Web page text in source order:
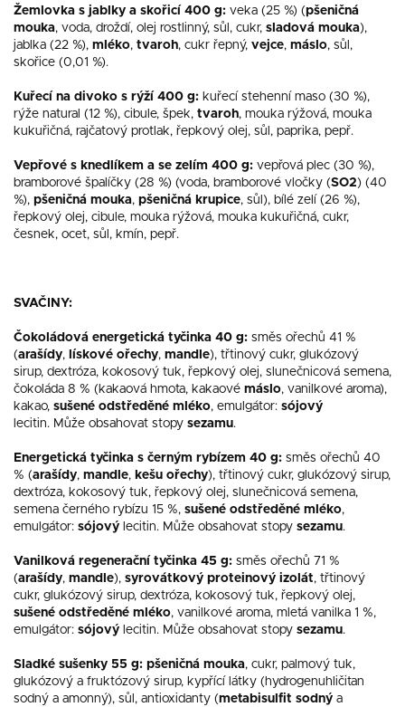
Žemlovka s jablky a skořicí 400 g: veka (25 %) (pšeničná
mouka, voda, droždí, olej rostlinný, sůl, cukr, sladová mouka),
jablka (22 %), mléko, tvaroh, cukr řepný, vejce, máslo, sůl,
skořice (0,01 %).
Kuřecí na divoko s rýží 400 g: kuřecí stehenní maso (30 %),
rýže natural (12 %), cibule, špek, tvaroh, mouka rýžová, mouka
kukuřičná, rajčatový protlak, řepkový olej, sůl, paprika, pepř.
Vepřové s knedlíkem a se zelím 400 g: vepřová plec (30 %),
bramborové špalíčky (28 %) (voda, bramborové vločky (SO2) (40
%), pšeničná mouka, pšeničná krupice, sůl), bílé zelí (26 %),
řepkový olej, cibule, mouka rýžová, mouka kukuřičná, cukr,
česnek, ocet, sůl, kmín, pepř.
SVAČINY:
Čokoládová energetická tyčinka 40 g: směs ořechů 41 %
(arašídy, lískové ořechy, mandle), třtinový cukr, glukózový
sirup, dextróza, kokosový tuk, řepkový olej, slunečnicová semena,
čokoláda 8 % (kakaová hmota, kakaové máslo, vanilkové aroma),
kakao, sušené odstředěné mléko, emulgátor: sójový
lecitin. Může obsahovat stopy sezamu.
Energetická tyčinka s černým rybízem 40 g: směs ořechů 40
% (arašídy, mandle, kešu ořechy), třtinový cukr, glukózový sirup,
dextróza, kokosový tuk, řepkový olej, slunečnicová semena,
semena černého rybízu 15 %, sušené odstředěné mléko,
emulgátor: sójový lecitin. Může obsahovat stopy sezamu.
Vanilková regenerační tyčinka 45 g: směs ořechů 71 %
(arašídy, mandle), syrovátkový proteinový izolát, třtinový
cukr, glukózový sirup, dextróza, kokosový tuk, řepkový olej,
sušené odstředěné mléko, vanilkové aroma, mletá vanilka 1 %,
emulgátor: sójový lecitin. Může obsahovat stopy sezamu.
Sladké sušenky 55 g: pšeničná mouka, cukr, palmový tuk,
glukózový a fruktózový sirup, kypřící látky (hydrogenuhličitan
sodný a amonný), sůl, antioxidanty (metabisulfit sodný a